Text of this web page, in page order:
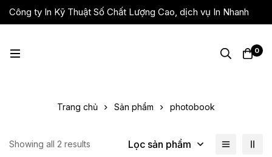
Công ty In Kỹ Thuật Số Chất Lượng Cao, dịch vụ In Nhanh
Giá Rẻ, Lấy Liền
0
Trang chủ Sản phẩm photobook
Showing all 2 results Lọc sản phẩm